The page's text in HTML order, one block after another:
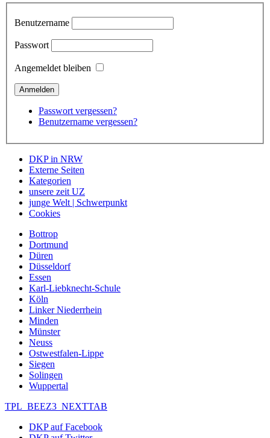
Benutzername
Passwort
Angemeldet bleiben
Passwort vergessen?
Benutzername vergessen?
DKP in NRW
Externe Seiten
Kategorien
unsere zeit UZ
junge Welt | Schwerpunkt
Cookies
Bottrop
Dortmund
Düren
Düsseldorf
Essen
Karl-Liebknecht-Schule
Köln
Linker Niederrhein
Minden
Münster
Neuss
Ostwestfalen-Lippe
Siegen
Solingen
Wuppertal
TPL_BEEZ3_NEXTTAB
DKP auf Facebook